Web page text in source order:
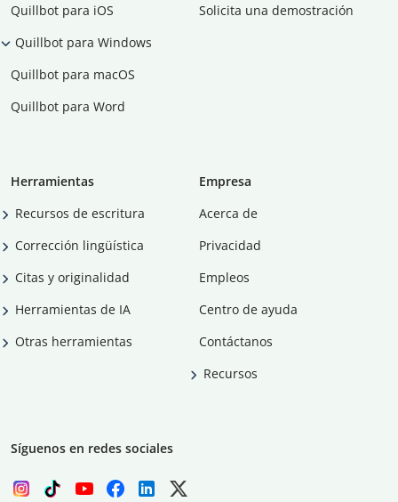
Quillbot para iOS
Quillbot para Windows
Quillbot para macOS
Quillbot para Word
Solicita una demostración
Herramientas
Recursos de escritura
Corrección lingüística
Citas y originalidad
Herramientas de IA
Otras herramientas
Empresa
Acerca de
Privacidad
Empleos
Centro de ayuda
Contáctanos
Recursos
Síguenos en redes sociales